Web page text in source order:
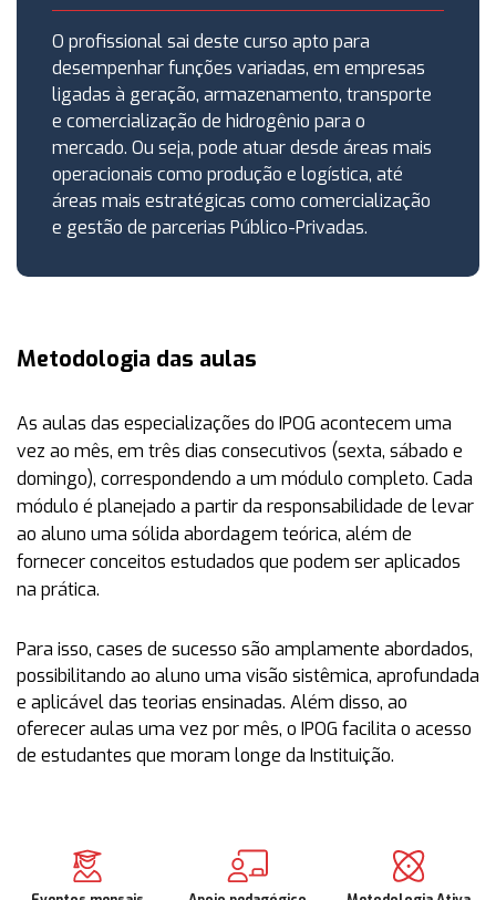
O profissional sai deste curso apto para
desempenhar funções variadas, em empresas
ligadas à geração, armazenamento, transporte
e comercialização de hidrogênio para o
mercado. Ou seja, pode atuar desde áreas mais
operacionais como produção e logística, até
áreas mais estratégicas como comercialização
e gestão de parcerias Público-Privadas.
Metodologia das aulas
As aulas das especializações do IPOG acontecem uma
vez ao mês, em três dias consecutivos (sexta, sábado e
domingo), correspondendo a um módulo completo. Cada
módulo é planejado a partir da responsabilidade de levar
ao aluno uma sólida abordagem teórica, além de
fornecer conceitos estudados que podem ser aplicados
na prática.
Para isso, cases de sucesso são amplamente abordados,
possibilitando ao aluno uma visão sistêmica, aprofundada
e aplicável das teorias ensinadas. Além disso, ao
oferecer aulas uma vez por mês, o IPOG facilita o acesso
de estudantes que moram longe da Instituição.